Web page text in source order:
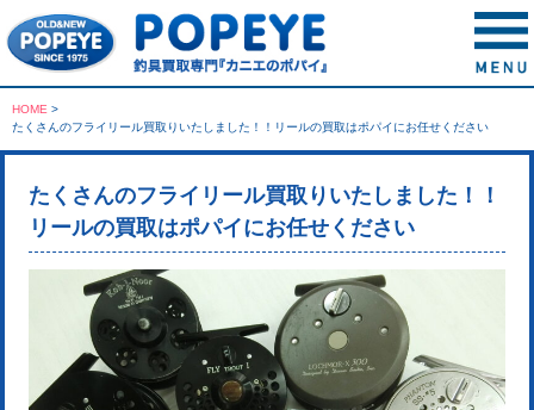
HOME >
たくさんのフライリール買取りいたしました！！リールの買取はポパイにお任せください
たくさんのフライリール買取りいたしました！！
リールの買取はポパイにお任せください